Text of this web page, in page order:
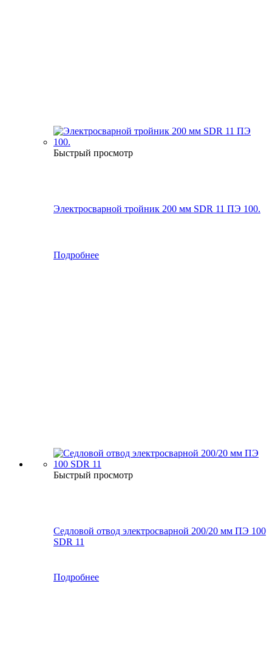
Быстрый просмотр
Электросварной тройник 200 мм SDR 11 ПЭ 100.
Подробнее
Быстрый просмотр
Седловой отвод электросварной 200/20 мм ПЭ 100
SDR 11
Подробнее